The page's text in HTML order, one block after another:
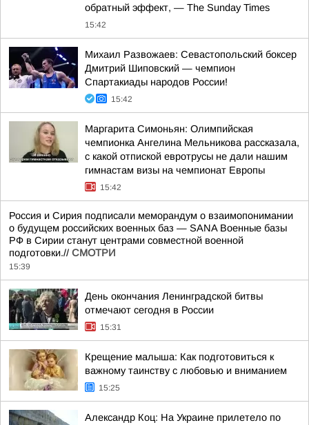
обратный эффект, — The Sunday Times
15:42
Михаил Развожаев: Севастопольский боксер
Дмитрий Шиповский — чемпион
Спартакиады народов России!
15:42
Маргарита Симоньян: Олимпийская
чемпионка Ангелина Мельникова рассказала,
с какой отпиской евротрусы не дали нашим
гимнастам визы на чемпионат Европы
15:42
Россия и Сирия подписали меморандум о взаимопонимании
о будущем российских военных баз — SANA Военные базы
РФ в Сирии станут центрами совместной военной
подготовки.// СМОТРИ
15:39
День окончания Ленинградской битвы
отмечают сегодня в России
15:31
Крещение малыша: Как подготовиться к
важному таинству с любовью и вниманием
15:25
Александр Коц: На Украине прилетело по